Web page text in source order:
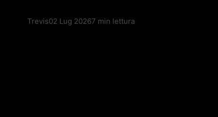
Trevis02 Lug 20267 min lettura